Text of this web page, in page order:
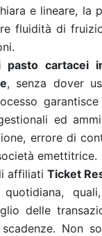
e lineare, la
fluidità di
cartacei
, senza dover
garantisce
ed
errore di
emettitrice.
affiliati Ticket
delle
Non